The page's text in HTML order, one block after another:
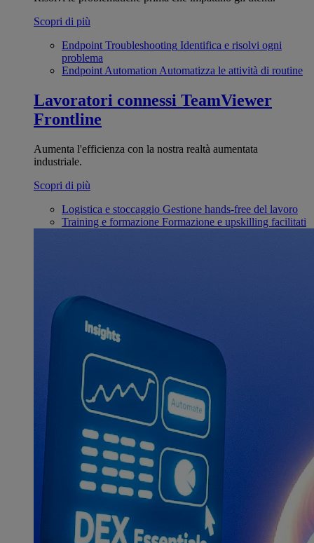
Scopri di più
Endpoint Troubleshooting Identifica e risolvi ogni
problema
Endpoint Automation Automatizza le attività di routine
Lavoratori connessi TeamViewer
Frontline
Aumenta l'efficienza con la nostra realtà aumentata
industriale.
Scopri di più
Logistica e stoccaggio Gestione hands-free del lavoro
Training e formazione Formazione e upskilling facilitati